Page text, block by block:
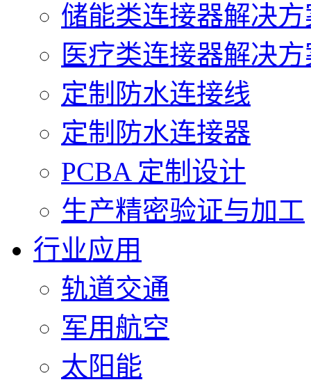
储能类连接器解决方
医疗类连接器解决
定制防水连接线
定制防水连接器
PCBA 定制设计
生产精密验证与加工
行业应用
轨道交通
军用航空
太阳能